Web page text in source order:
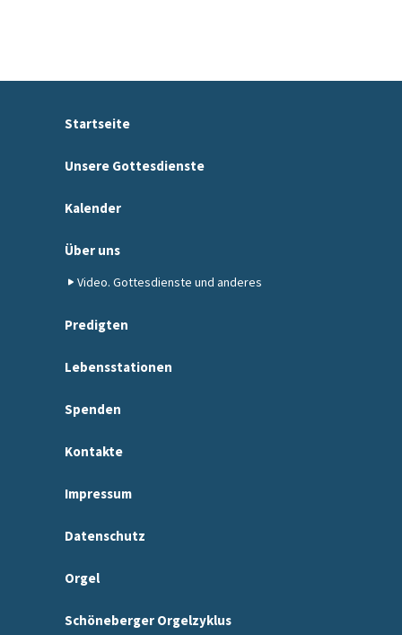
Startseite
Unsere Gottesdienste
Kalender
Über uns
Video. Gottesdienste und anderes
Predigten
Lebensstationen
Spenden
Kontakte
Impressum
Datenschutz
Orgel
Schöneberger Orgelzyklus